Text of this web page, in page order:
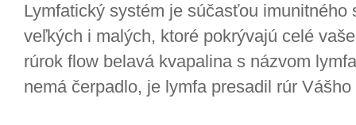
Lymfatický systém je súčasťou
veľkých i malých, ktoré pokrývajú celé
rúrok flow belavá kvapalina s názvom
nemá čerpadlo, je lymfa presadil rúr